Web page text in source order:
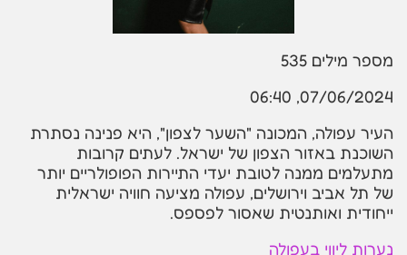
מספר מילים 535
07/06/2024, 06:40
העיר עפולה, המכונה "השער לצפון", היא פנינה נסתרת
השוכנת באזור הצפון של ישראל. לעתים קרובות
מתעלמים ממנה לטובת יעדי התיירות הפופולריים יותר
של תל אביב וירושלים, עפולה מציעה חוויה ישראלית
ייחודית ואותנטית שאסור לפספס.
נערות ליווי בעפולה